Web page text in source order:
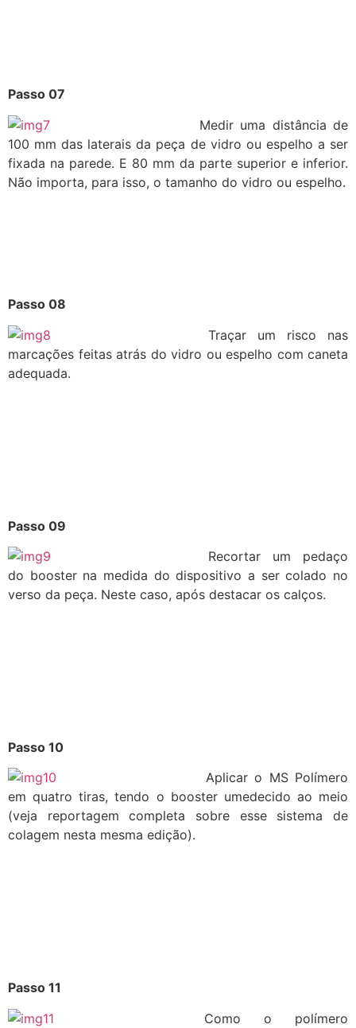
Passo 07
Medir uma distância de
100 mm das laterais da peça de vidro ou espelho a ser
fixada na parede. E 80 mm da parte superior e inferior.
Não importa, para isso, o tamanho do vidro ou espelho.
Passo 08
Traçar um risco nas
marcações feitas atrás do vidro ou espelho com caneta
adequada.
Passo 09
Recortar um pedaço
do booster na medida do dispositivo a ser colado no
verso da peça. Neste caso, após destacar os calços.
Passo 10
Aplicar o MS Polímero
em quatro tiras, tendo o booster umedecido ao meio
(veja reportagem completa sobre esse sistema de
colagem nesta mesma edição).
Passo 11
Como o polímero